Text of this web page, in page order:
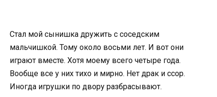
Стал мой сынишка дружить с соседским
мальчишкой. Тому около восьми лет. И вот они
играют вместе. Хотя моему всего четыре года.
Вообще все у них тихо и мирно. Нет драк и ссор.
Иногда игрушки по двору разбрасывают.